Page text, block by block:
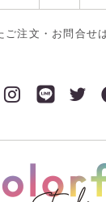
ご注文・お問合せ